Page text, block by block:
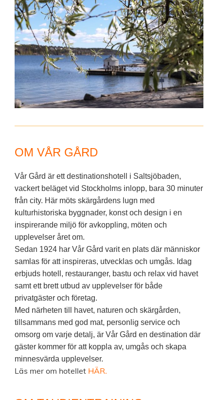
OM VÅR GÅRD
Vår Gård är ett destinationshotell i Saltsjöbaden,
vackert beläget vid Stockholms inlopp, bara 30 minuter
från city. Här möts skärgårdens lugn med
kulturhistoriska byggnader, konst och design i en
inspirerande miljö för avkoppling, möten och
upplevelser året om.
Sedan 1924 har Vår Gård varit en plats där människor
samlas för att inspireras, utvecklas och umgås. Idag
erbjuds hotell, restauranger, bastu och relax vid havet
samt ett brett utbud av upplevelser för både
privatgäster och företag.
Med närheten till havet, naturen och skärgården,
tillsammans med god mat, personlig service och
omsorg om varje detalj, är Vår Gård en destination där
gäster kommer för att koppla av, umgås och skapa
minnesvärda upplevelser.
Läs mer om hotellet HÄR.